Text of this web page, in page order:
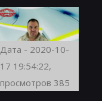
Дата - 2020-10-
17 19:54:22,
просмотров 385